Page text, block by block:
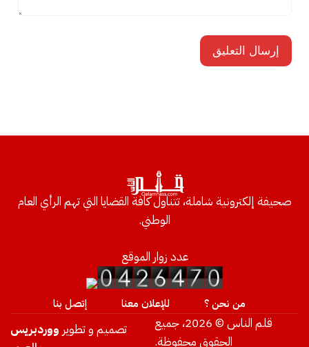
صحيفة إلكترونية شاملة، تتناول كافة القضايا التي تهم الرأي العام
الوطني.
عدد زوار الموقع
من نحن ؟ للإعلان معنا إتصل بنا
قلم الناس © 2026، جميع
الحقوق محفوظة.
تصميم و تطوير ووردبريس